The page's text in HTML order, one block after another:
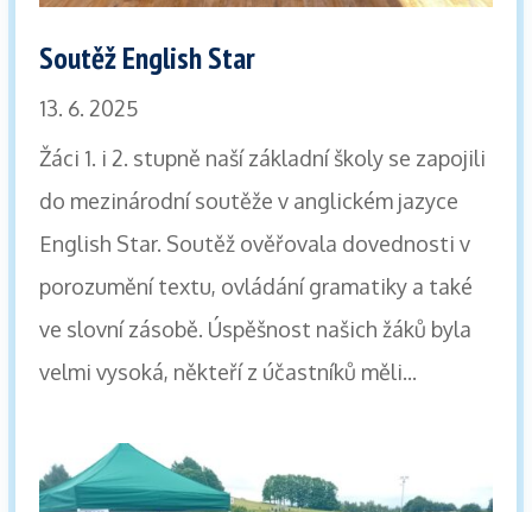
Soutěž English Star
13. 6. 2025
Žáci 1. i 2. stupně naší základní školy se zapojili
do mezinárodní soutěže v anglickém jazyce
English Star. Soutěž ověřovala dovednosti v
porozumění textu, ovládání gramatiky a také
ve slovní zásobě. Úspěšnost našich žáků byla
velmi vysoká, někteří z účastníků měli...